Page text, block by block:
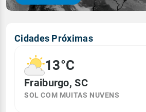
Cidades Próximas
13°C
Fraiburgo, SC
SOL COM MUITAS NUVENS